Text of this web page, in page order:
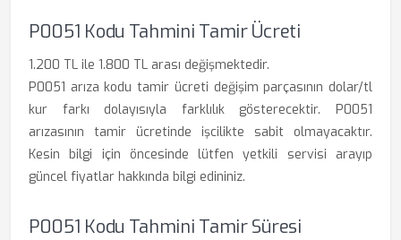
P0051 Kodu Tahmini Tamir Ücreti
1.200 TL ile 1.800 TL arası değişmektedir.
P0051 arıza kodu tamir ücreti değişim parçasının dolar/tl
kur farkı dolayısıyla farklılık gösterecektir. P0051
arızasının tamir ücretinde işcilikte sabit olmayacaktır.
Kesin bilgi için öncesinde lütfen yetkili servisi arayıp
güncel fiyatlar hakkında bilgi edininiz.
P0051 Kodu Tahmini Tamir Süresi